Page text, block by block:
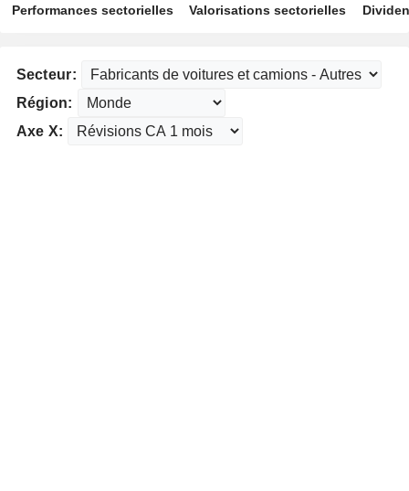
Performances sectorielles Valorisations sectorielles
Secteur:
Région:
Axe X: